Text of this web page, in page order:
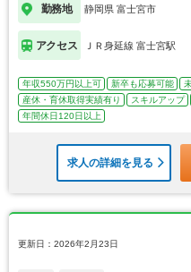
勤務地 静岡県 富士宮市
アクセス ＪＲ身延線 富士宮駅
年収550万円以上可 新卒も応募可能
産休・育休取得実績有り
スキルアップ
年間休日120日以上
求人の詳細を見る
更新日：2026年2月23日